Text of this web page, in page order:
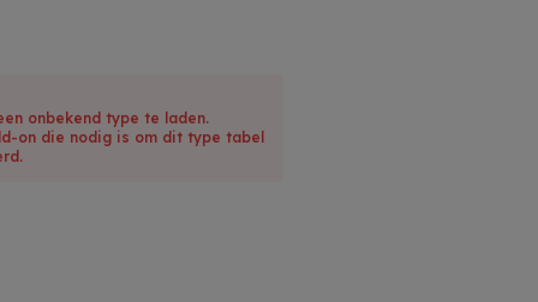
onbekend type te laden.
on die nodig is om dit type tabel